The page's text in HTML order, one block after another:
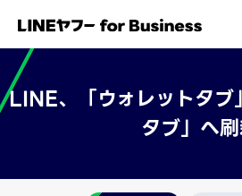
LINE、「ウォレットタブ
タブ」へ